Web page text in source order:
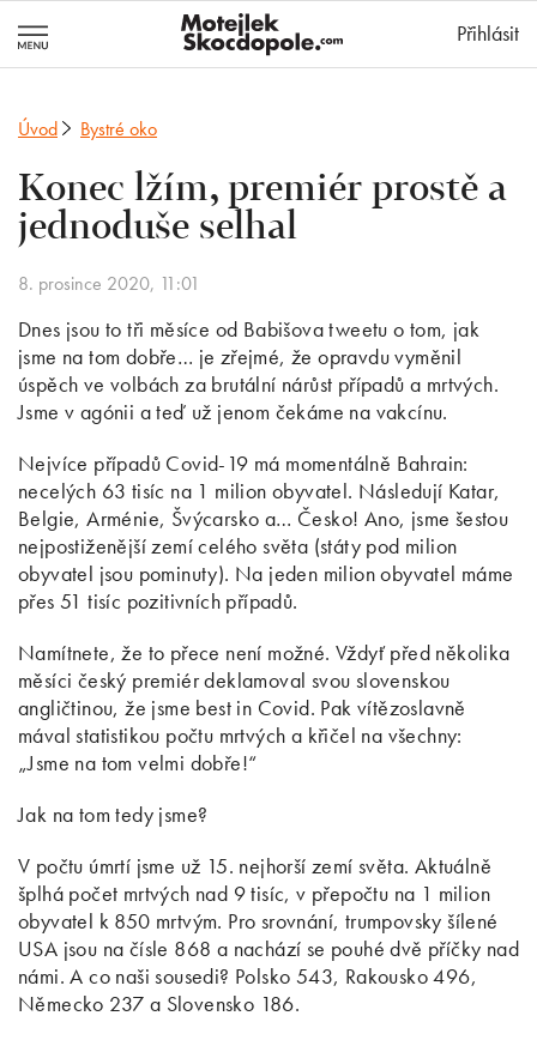
Přihlásit
Úvod Bystré oko
Konec lžím, premiér prostě a
jednoduše selhal
8. prosince 2020, 11:01
Dnes jsou to tři měsíce od Babišova tweetu o tom, jak
jsme na tom dobře… je zřejmé, že opravdu vyměnil
úspěch ve volbách za brutální nárůst případů a mrtvých.
Jsme v agónii a teď už jenom čekáme na vakcínu.
Nejvíce případů Covid-19 má momentálně Bahrain:
necelých 63 tisíc na 1 milion obyvatel. Následují Katar,
Belgie, Arménie, Švýcarsko a… Česko! Ano, jsme šestou
nejpostiženější zemí celého světa (státy pod milion
obyvatel jsou pominuty). Na jeden milion obyvatel máme
přes 51 tisíc pozitivních případů.
Namítnete, že to přece není možné. Vždyť před několika
měsíci český premiér deklamoval svou slovenskou
angličtinou, že jsme best in Covid. Pak vítězoslavně
mával statistikou počtu mrtvých a křičel na všechny:
„Jsme na tom velmi dobře!“
Jak na tom tedy jsme?
V počtu úmrtí jsme už 15. nejhorší zemí světa. Aktuálně
šplhá počet mrtvých nad 9 tisíc, v přepočtu na 1 milion
obyvatel k 850 mrtvým. Pro srovnání, trumpovsky šílené
USA jsou na čísle 868 a nachází se pouhé dvě příčky nad
námi. A co naši sousedi? Polsko 543, Rakousko 496,
Německo 237 a Slovensko 186.